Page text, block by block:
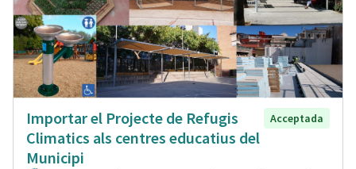
Importar el Projecte de Refugis
Climatics als centres educatius del
Municipi
Acceptada